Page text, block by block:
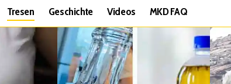
Tresen Geschichte Videos MKD FAQ